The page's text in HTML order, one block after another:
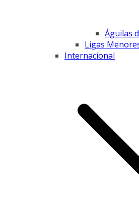
Águilas
Ligas
Internacional